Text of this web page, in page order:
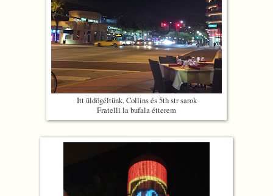
Itt üldögéltünk. Collins és 5th str sarok
Fratelli la bufala étterem